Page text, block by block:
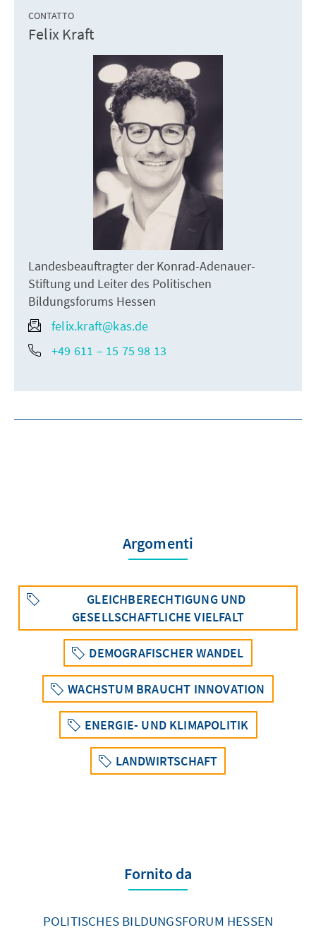
CONTATTO
Felix Kraft
Landesbeauftragter der Konrad-Adenauer-
Stiftung und Leiter des Politischen
Bildungsforums Hessen
felix.kraft@kas.de
+49 611 – 15 75 98 13
Argomenti
GLEICHBERECHTIGUNG UND
GESELLSCHAFTLICHE VIELFALT
DEMOGRAFISCHER WANDEL
WACHSTUM BRAUCHT INNOVATION
ENERGIE- UND KLIMAPOLITIK
LANDWIRTSCHAFT
Fornito da
POLITISCHES BILDUNGSFORUM HESSEN